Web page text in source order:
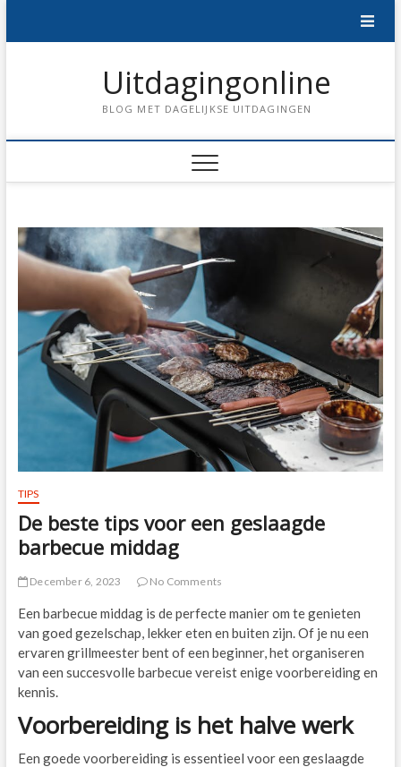
Uitdagingonline
BLOG MET DAGELIJKSE UITDAGINGEN
TIPS
De beste tips voor een geslaagde
barbecue middag
December 6, 2023 No Comments
Een barbecue middag is de perfecte manier om te genieten
van goed gezelschap, lekker eten en buiten zijn. Of je nu een
ervaren grillmeester bent of een beginner, het organiseren
van een succesvolle barbecue vereist enige voorbereiding en
kennis.
Voorbereiding is het halve werk
Een goede voorbereiding is essentieel voor een geslaagde